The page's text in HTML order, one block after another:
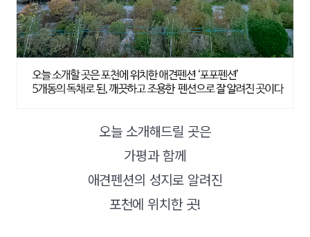
오늘 소개해드릴 곳은
가평과 함께
애견펜션의 성지로 알려진
포천에 위치한 곳!